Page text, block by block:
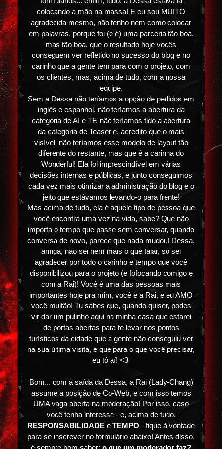
colocando a mão na massa! E eu sou MUITO
agradecida mesmo, não tenho nem como colocar
em palavras, porque foi (e é) uma parceria tão boa,
mas tão boa, que o resultado hoje vocês
conseguem ver refletido no sucesso do blog e no
carinho que a gente tem para com o projeto, com
os clientes, mas, acima de tudo, com a nossa
equipe.
Sem a Dessa não teríamos a opção de pedidos em
inglês e espanhol, não teríamos a abertura da
categoria de AI e TF, não teríamos tido a abertura
da categoria de Teaser e, acredito que o mais
visível, não teríamos esse modelo de layout tão
diferente do restante, mas que é a carinha do
Wonderful! Ela foi imprescindível em várias
decisões internas e públicas, e junto conseguimos
cada vez mais otimizar a administração do blog e o
jeito que estávamos levando-o para frente!
Mas acima de tudo, ela é aquele tipo de pessoa que
você encontra uma vez na vida, sabe? Que não
importa o tempo que passe sem conversar, quando
conversa de novo, parece que nada mudou! Dessa,
amiga, não sei nem mais o que falar, só sei
agradecer por todo o carinho e tempo que você
disponibilizou para o projeto (e fofocando comigo e
com a Rai)! Você é uma das pessoas mais
importantes hoje pra mim, você e a Rai, e eu AMO
você muitão! Tu sabes que, quando quiser, podes
vir dar um pulinho aqui na minha casa que estarei
de portas abertas para te levar nos pontos
turísticos da cidade que a gente não conseguiu ver
na sua última visita, e que para o que você precisar,
eu tô aí! <3
Bom... com a saída da Dessa, a Rai (Lady-Chang)
assume a posição de Co-Web, e com isso temos
UMA vaga aberta na moderação! Por isso, caso
você tenha interesse - e, acima de tudo,
RESPONSABILIDADE e TEMPO - fique à vontade
para se inscrever no formulário abaixo! Antes disso,